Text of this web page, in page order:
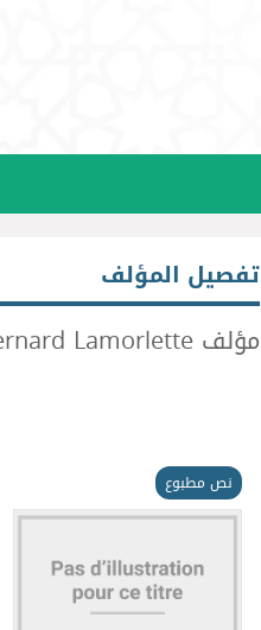
تفصيل المؤلف
مؤلف Bernard Lamorlette
نص مطبوع